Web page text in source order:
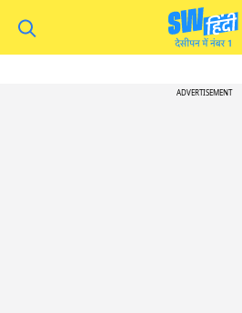
ADVERTISEMENT